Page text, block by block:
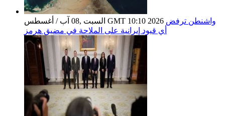
السبت ,08 آب / أغسطس GMT 10:10 2026 واشنطن ترفض
أي قيود إيرانية على الملاحة في مضيق هرمز